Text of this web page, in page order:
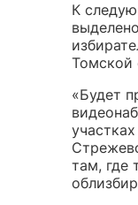
К
Томской
«Будет
там, где